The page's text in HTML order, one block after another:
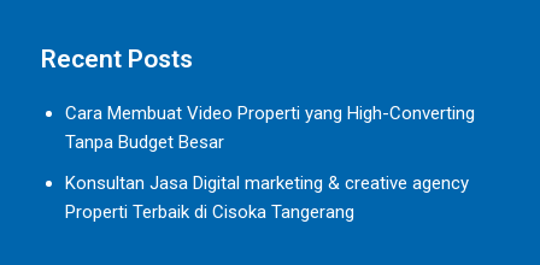
Recent Posts
Cara Membuat Video Properti yang High-Converting
Tanpa Budget Besar
Konsultan Jasa Digital marketing & creative agency
Properti Terbaik di Cisoka Tangerang